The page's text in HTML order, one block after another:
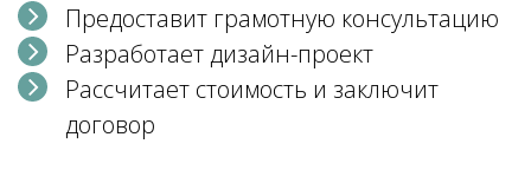
Предоставит грамотную консультацию
Разработает дизайн-проект
Рассчитает стоимость и заключит
договор